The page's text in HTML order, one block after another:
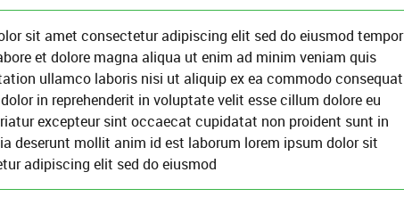
sit amet consectetur adipiscing elit sed do eiusmod tempor
et dolore magna aliqua ut enim ad minim veniam quis
ullamco laboris nisi ut aliquip ex ea commodo consequat
in reprehenderit in voluptate velit esse cillum dolore eu
excepteur sint occaecat cupidatat non proident sunt in
deserunt mollit anim id est laborum lorem ipsum dolor sit
adipiscing elit sed do eiusmod